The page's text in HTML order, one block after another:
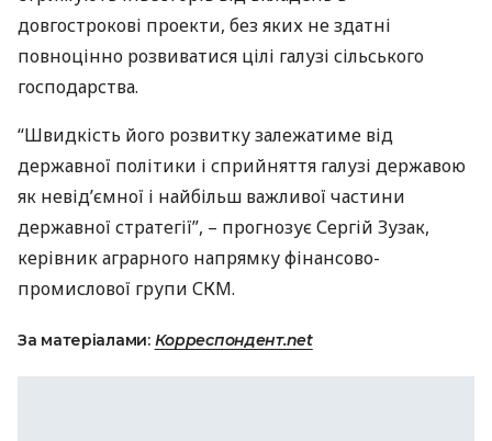
довгострокові проекти, без яких не здатні
повноцінно розвиватися цілі галузі сільського
господарства.
“Швидкість його розвитку залежатиме від
державної політики і сприйняття галузі державою
як невід’ємної і найбільш важливої частини
державної стратегії”, – прогнозує Сергій Зузак,
керівник аграрного напрямку фінансово-
промислової групи СКМ.
За матеріалами: Корреспондент.net